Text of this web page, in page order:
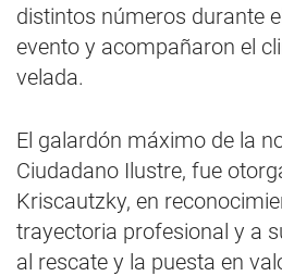
distintos números durante
evento y acompañaron el
velada.
El galardón máximo de la
Ciudadano Ilustre, fue
Kriscautzky, en
trayectoria profesional y a
al rescate y la puesta en